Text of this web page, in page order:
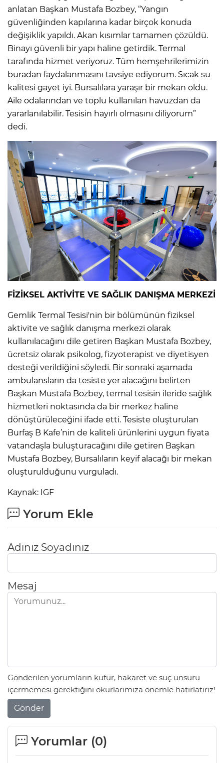
anlatan Başkan Mustafa Bozbey, “Yangın
güvenliğinden kapılarına kadar birçok konuda
değişiklik yapıldı. Akan kısımlar tamamen çözüldü.
Binayı güvenli bir yapı haline getirdik. Termal
tarafında hizmet veriyoruz. Tüm hemşehrilerimizin
buradan faydalanmasını tavsiye ediyorum. Sıcak su
kalitesi gayet iyi. Bursalılara yaraşır bir mekan oldu.
Aile odalarından ve toplu kullanılan havuzdan da
yararlanılabilir. Tesisin hayırlı olmasını diliyorum”
dedi.
FİZİKSEL AKTİVİTE VE SAĞLIK DANIŞMA MERKEZİ
Gemlik Termal Tesisi'nin bir bölümünün fiziksel
aktivite ve sağlık danışma merkezi olarak
kullanılacağını dile getiren Başkan Mustafa Bozbey,
ücretsiz olarak psikolog, fizyoterapist ve diyetisyen
desteği verildiğini söyledi. Bir sonraki aşamada
ambulansların da tesiste yer alacağını belirten
Başkan Mustafa Bozbey, termal tesisin ileride sağlık
hizmetleri noktasında da bir merkez haline
dönüştürüleceğini ifade etti. Tesiste oluşturulan
Burfaş B Kafe’nin de kaliteli ürünlerini uygun fiyata
vatandaşla buluşturacağını dile getiren Başkan
Mustafa Bozbey, Bursalıların keyif alacağı bir mekan
oluşturulduğunu vurguladı.
Kaynak: IGF
Yorum Ekle
Adınız Soyadınız
Mesaj
Gönderilen yorumların küfür, hakaret ve suç unsuru
içermemesi gerektiğini okurlarımıza önemle hatırlatırız!
Gönder
Yorumlar (0)